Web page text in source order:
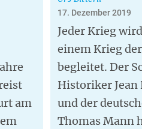
am
17. Dezember 2019
Jeder Krieg
einem Krieg
begleitet. Der
Historiker Jean
und der
Thomas Mann